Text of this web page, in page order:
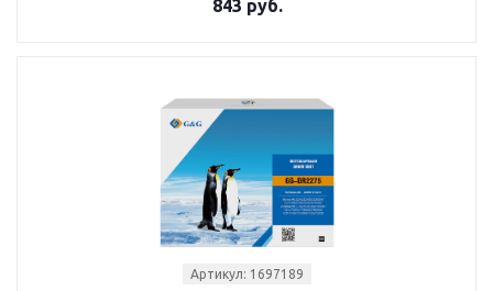
843 руб.
Артикул: 1697189